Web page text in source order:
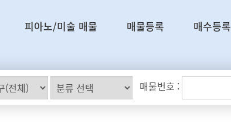
피아노/미술 매물 매물등록 매수등록
매물번호 :